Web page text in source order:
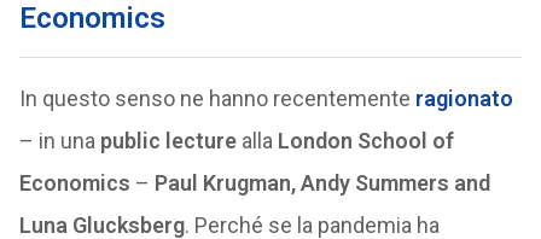
Economics
In questo senso ne hanno recentemente ragionato
– in una public lecturealla London School of
Economics – Paul Krugman, Andy Summers and
Luna Glucksberg. Perché se la pandemia ha